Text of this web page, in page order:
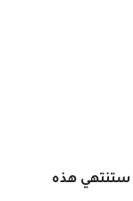
ستنتهي هذه